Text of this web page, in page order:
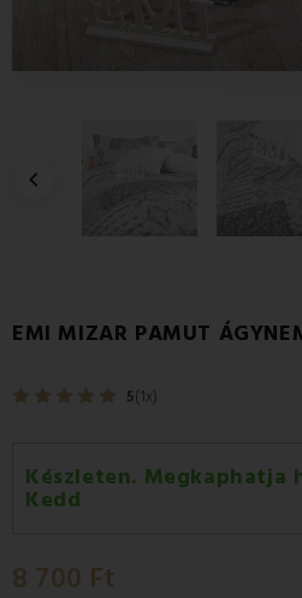

EMI MIZAR PAMUT
5(1x)
Készleten. Megkaphatja
Kedd
Szerda 12.08
8 700 Ft